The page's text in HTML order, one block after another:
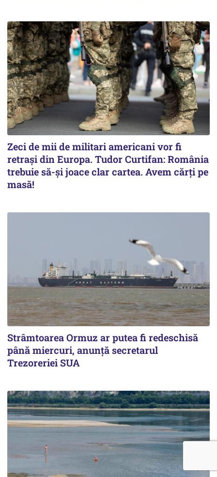
Zeci de mii de militari americani vor fi
retrași din Europa. Tudor Curtifan: România
trebuie să-și joace clar cartea. Avem cărți pe
masă!
Strâmtoarea Ormuz ar putea fi redeschisă
până miercuri, anunță secretarul
Trezoreriei SUA